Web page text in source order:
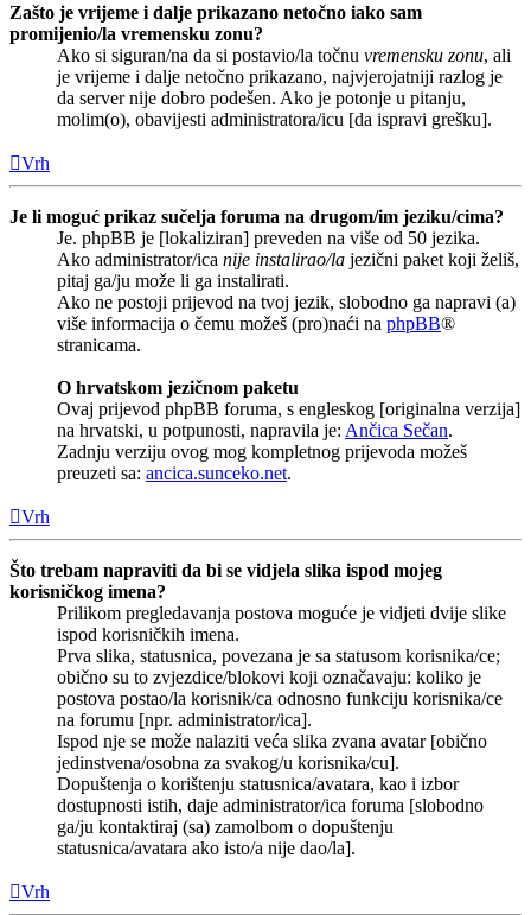
Zašto je vrijeme i dalje prikazano netočno iako sam
promijenio/la vremensku zonu?
Ako si siguran/na da si postavio/la točnu vremensku zonu, ali
je vrijeme i dalje netočno prikazano, najvjerojatniji razlog je
da server nije dobro podešen. Ako je potonje u pitanju,
molim(o), obavijesti administratora/icu [da ispravi grešku].
Vrh
Je li moguć prikaz sučelja foruma na drugom/im jeziku/cima?
Je. phpBB je [lokaliziran] preveden na više od 50 jezika.
Ako administrator/ica nije instalirao/la jezični paket koji želiš,
pitaj ga/ju može li ga instalirati.
Ako ne postoji prijevod na tvoj jezik, slobodno ga napravi (a)
više informacija o čemu možeš (pro)naći na phpBB®
stranicama.
O hrvatskom jezičnom paketu
Ovaj prijevod phpBB foruma, s engleskog [originalna verzija]
na hrvatski, u potpunosti, napravila je: Ančica Sečan.
Zadnju verziju ovog mog kompletnog prijevoda možeš
preuzeti sa: ancica.sunceko.net.
Vrh
Što trebam napraviti da bi se vidjela slika ispod mojeg
korisničkog imena?
Prilikom pregledavanja postova moguće je vidjeti dvije slike
ispod korisničkih imena.
Prva slika, statusnica, povezana je sa statusom korisnika/ce;
obično su to zvjezdice/blokovi koji označavaju: koliko je
postova postao/la korisnik/ca odnosno funkciju korisnika/ce
na forumu [npr. administrator/ica].
Ispod nje se može nalaziti veća slika zvana avatar [obično
jedinstvena/osobna za svakog/u korisnika/cu].
Dopuštenja o korištenju statusnica/avatara, kao i izbor
dostupnosti istih, daje administrator/ica foruma [slobodno
ga/ju kontaktiraj (sa) zamolbom o dopuštenju
statusnica/avatara ako isto/a nije dao/la].
Vrh